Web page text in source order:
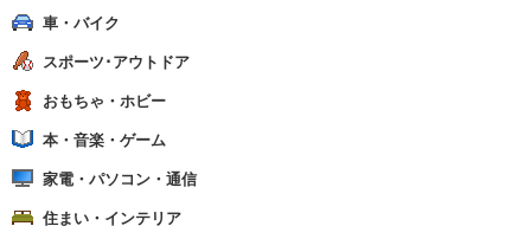
車・バイク
スポーツ･アウトドア
おもちゃ・ホビー
本・音楽・ゲーム
家電・パソコン・通信
住まい・インテリア